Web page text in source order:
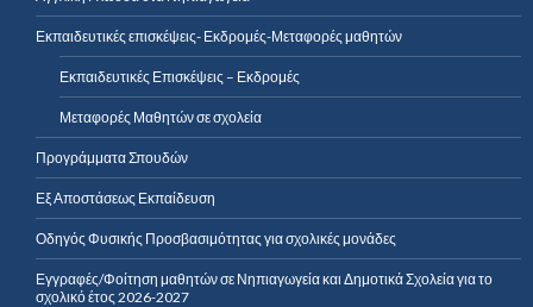
Εκπαιδευτικές επισκέψεις- Εκδρομές-Μεταφορές μαθητών
Εκπαιδευτικές Επισκέψεις – Εκδρομές
Μεταφορές Μαθητών σε σχολεία
Προγράμματα Σπουδών
Εξ Αποστάσεως Εκπαίδευση
Οδηγός Φυσικής Προσβασιμότητας για σχολικές μονάδες
Εγγραφές/Φοίτηση μαθητών σε Νηπιαγωγεία και Δημοτικά Σχολεία για το
σχολικό έτος 2026-2027